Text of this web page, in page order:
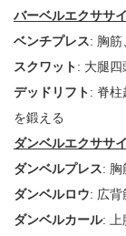
バーベルエクササ
ベンチプレス: 胸筋
スクワット: 大腿四
デッドリフト: 脊柱
を鍛える
ダンベルエクササ
ダンベルプレス: 胸
ダンベルロウ: 広背
ダンベルカール: 上